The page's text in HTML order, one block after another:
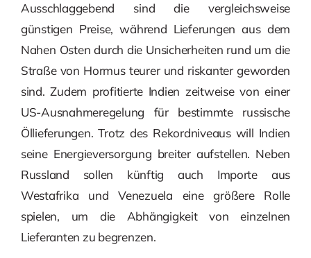
Ausschlaggebend sind die vergleichsweise
günstigen Preise, während Lieferungen aus dem
Nahen Osten durch die Unsicherheiten rund um die
Straße von Hormus teurer und riskanter geworden
sind. Zudem profitierte Indien zeitweise von einer
US-Ausnahmeregelung für bestimmte russische
Öllieferungen. Trotz des Rekordniveaus will Indien
seine Energieversorgung breiter aufstellen. Neben
Russland sollen künftig auch Importe aus
Westafrika und Venezuela eine größere Rolle
spielen, um die Abhängigkeit von einzelnen
Lieferanten zu begrenzen.